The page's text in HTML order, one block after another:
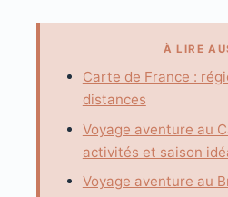
À LIRE
Carte de France :
distances
Voyage aventure au
activités et saison
Voyage aventure au